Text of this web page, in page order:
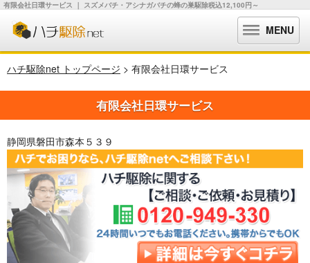
有限会社日環サービス ｜ スズメバチ・アシナガバチの蜂の巣駆除税込12,100円～
MENU
ハチ駆除net トップページ > 有限会社日環サービス
有限会社日環サービス
静岡県磐田市森本５３９